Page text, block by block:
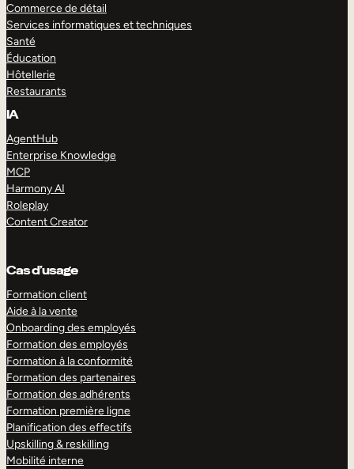
Commerce de détail
Services informatiques et techniques
Santé
Éducation
Hôtellerie
Restaurants
IA
AgentHub
Enterprise Knowledge
MCP
Harmony AI
Roleplay
Content Creator
Cas d’usage
Formation client
Aide à la vente
Onboarding des employés
Formation des employés
Formation à la conformité
Formation des partenaires
Formation des adhérents
Formation première ligne
Planification des effectifs
Upskilling & reskilling
Mobilité interne